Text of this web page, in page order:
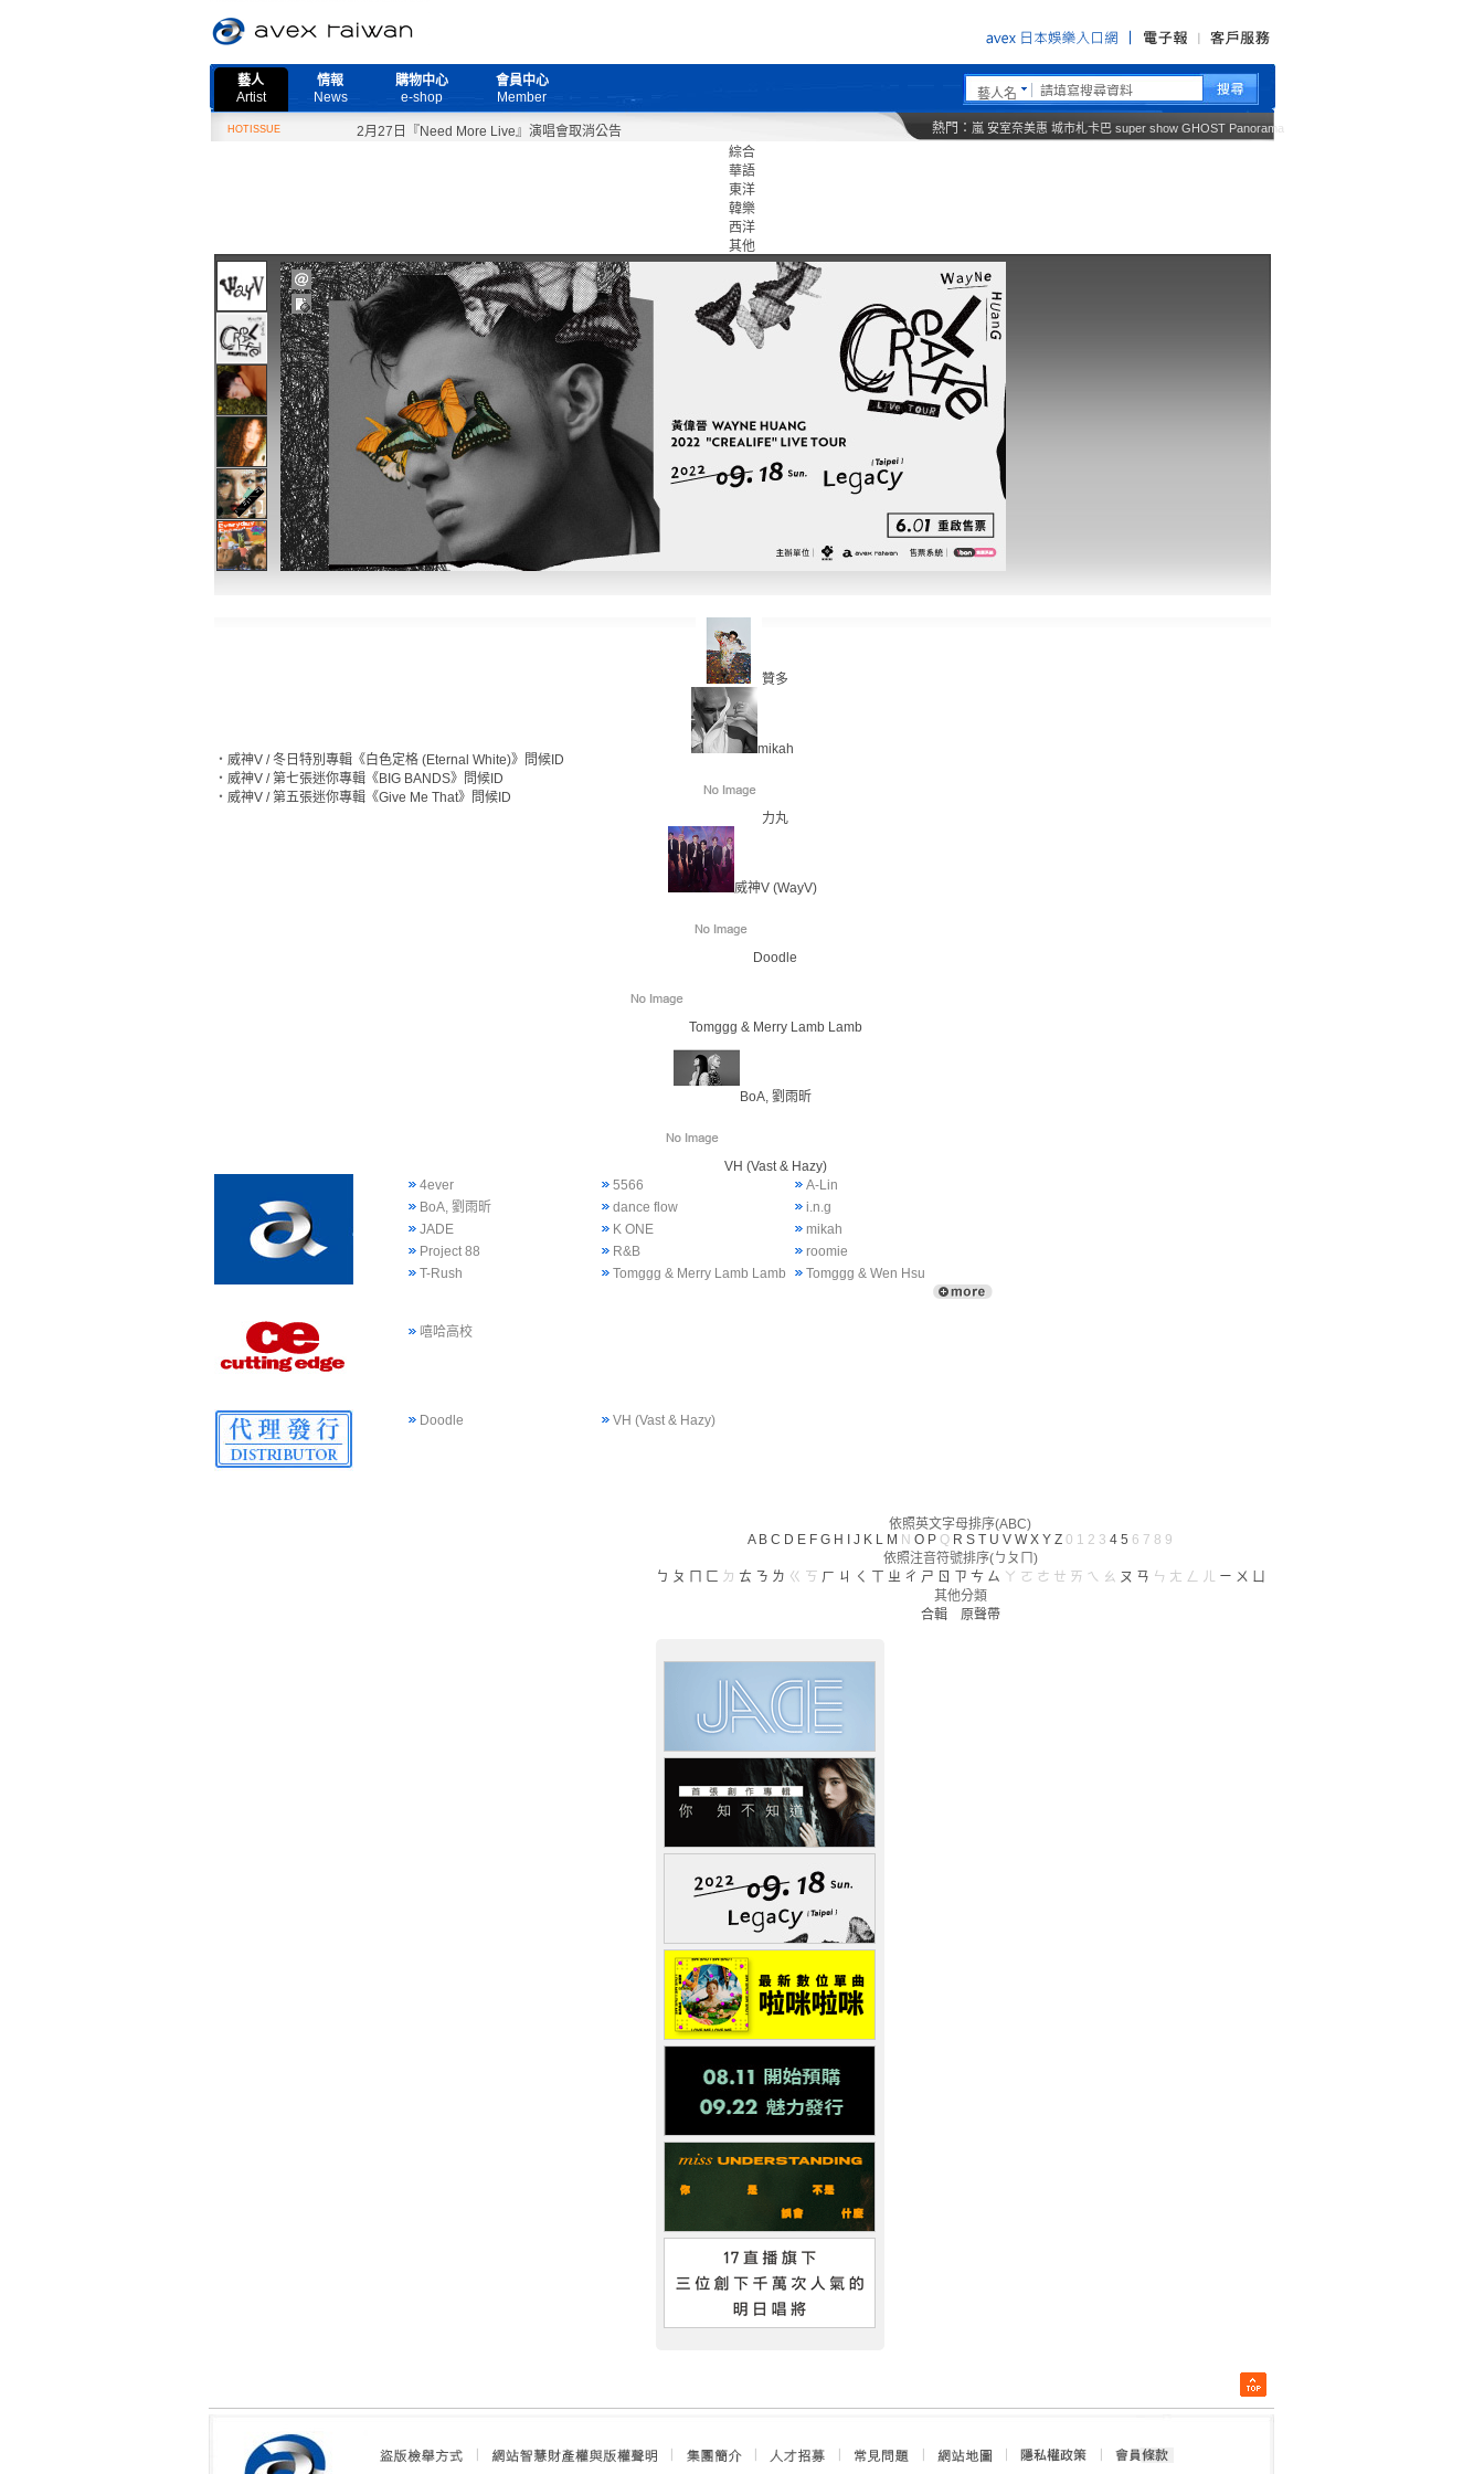
藝人
Artist
情報
News
購物中心
e-shop
會員中心
Member
藝人名
HOTISSUE 2月27日『Need More Live』演唱會取消公告 熱門： 嵐 安室奈美惠 城市札卡巴 super show GHOST Panorama
綜合
華語
東洋
韓樂
西洋
其他
‧ 威神V / 冬日特別專輯《白色定格 (Eternal White)》問候ID
‧ 威神V / 第七張迷你專輯《BIG BANDS》問候ID
‧ 威神V / 第五張迷你專輯《Give Me That》問候ID
贊多
mikah
力丸
威神V (WayV)
Doodle
Tomggg & Merry Lamb Lamb
BoA, 劉雨昕
VH (Vast & Hazy)
4ever
5566
A-Lin
BoA, 劉雨昕
dance flow
i.n.g
JADE
K ONE
mikah
Project 88
R&B
roomie
T-Rush
Tomggg & Merry Lamb Lamb Tomggg & Wen Hsu
嘻哈高校
Doodle VH (Vast & Hazy)
依照英文字母排序(ABC)
A B C D E F G H J K L M N O P Q R S T U V W X Y Z 0 1 2 3 4 5 6 7 8 9
依照注音符號排序(ㄅㄆㄇ)
ㄅ ㄆ ㄈ ㄉ ㄊ ㄋ ㄌ ㄍ ㄎ ㄏ ㄐ ㄑ ㄓ ㄔ ㄕ ㄖ ㄗ ㄘ ㄙ ㄚ ㄛ ㄜ ㄝ ㄞ ㄟ ㄠ ㄡ ㄢ ㄣ ㄤ ㄥ ㄦ ㄧ ㄨ ㄩ
其他分類
合輯
原聲帶